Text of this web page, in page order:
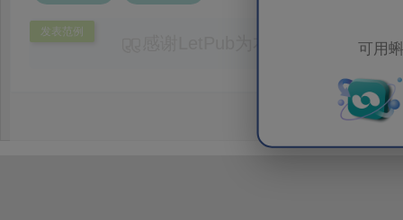
可用
发表范例
感谢LetPub为本论文提供专业
效应及界面电荷传输等研究内容，
论述逻辑进行了系统梳理，使研究
析及机理讨论之间的关系更加清晰